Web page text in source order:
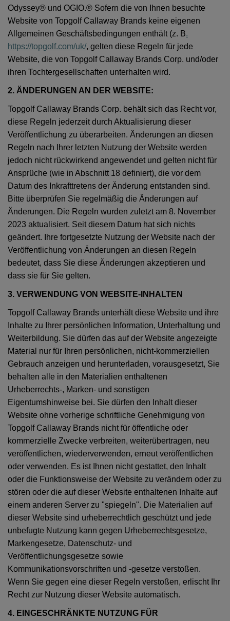
Odyssey® und OGIO.® Sofern die von Ihnen besuchte
Website von Topgolf Callaway Brands keine eigenen
Allgemeinen Geschäftsbedingungen enthält (z. B.
https://topgolf.com/uk/, gelten diese Regeln für jede
Website, die von Topgolf Callaway Brands Corp. und/oder
ihren Tochtergesellschaften unterhalten wird.
2. ÄNDERUNGEN AN DER WEBSITE:
Topgolf Callaway Brands Corp. behält sich das Recht vor,
diese Regeln jederzeit durch Aktualisierung dieser
Veröffentlichung zu überarbeiten. Änderungen an diesen
Regeln nach Ihrer letzten Nutzung der Website werden
jedoch nicht rückwirkend angewendet und gelten nicht für
Ansprüche (wie in Abschnitt 18 definiert), die vor dem
Datum des Inkrafttretens der Änderung entstanden sind.
Bitte überprüfen Sie regelmäßig die Änderungen auf
Änderungen. Die Regeln wurden zuletzt am 8. November
2023 aktualisiert. Seit diesem Datum hat sich nichts
geändert. Ihre fortgesetzte Nutzung der Website nach der
Veröffentlichung von Änderungen an diesen Regeln
bedeutet, dass Sie diese Änderungen akzeptieren und
dass sie für Sie gelten.
3. VERWENDUNG VON WEBSITE-INHALTEN
Topgolf Callaway Brands unterhält diese Website und ihre
Inhalte zu Ihrer persönlichen Information, Unterhaltung und
Weiterbildung. Sie dürfen das auf der Website angezeigte
Material nur für Ihren persönlichen, nicht-kommerziellen
Gebrauch anzeigen und herunterladen, vorausgesetzt, Sie
behalten alle in den Materialien enthaltenen
Urheberrechts-, Marken- und sonstigen
Eigentumshinweise bei. Sie dürfen den Inhalt dieser
Website ohne vorherige schriftliche Genehmigung von
Topgolf Callaway Brands nicht für öffentliche oder
kommerzielle Zwecke verbreiten, weiterübertragen, neu
veröffentlichen, wiederverwenden, erneut veröffentlichen
oder verwenden. Es ist Ihnen nicht gestattet, den Inhalt
oder die Funktionsweise der Website zu verändern oder zu
stören oder die auf dieser Website enthaltenen Inhalte auf
einem anderen Server zu "spiegeln". Die Materialien auf
dieser Website sind urheberrechtlich geschützt und jede
unbefugte Nutzung kann gegen Urheberrechtsgesetze,
Markengesetze, Datenschutz- und
Veröffentlichungsgesetze sowie
Kommunikationsvorschriften und -gesetze verstoßen.
Wenn Sie gegen eine dieser Regeln verstoßen, erlischt Ihr
Recht zur Nutzung dieser Website automatisch.
4. EINGESCHRÄNKTE NUTZUNG FÜR